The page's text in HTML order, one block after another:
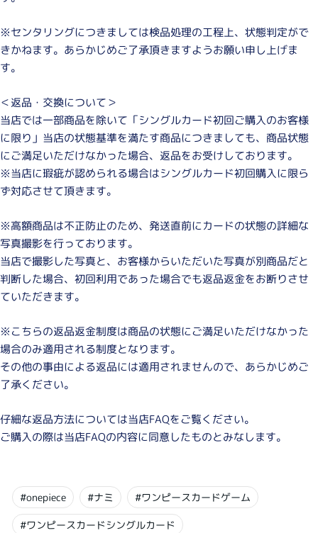
※センタリングにつきましては検品処理の工程上、状態判定がで
きかねます。あらかじめご了承頂きますようお願い申し上げま
す。
＜返品・交換について＞
当店では一部商品を除いて「シングルカード初回ご購入のお客様
に限り」当店の状態基準を満たす商品につきましても、商品状態
にご満足いただけなかった場合、返品をお受けしております。
※当店に瑕疵が認められる場合はシングルカード初回購入に限ら
ず対応させて頂きます。
※高額商品は不正防止のため、発送直前にカードの状態の詳細な
写真撮影を行っております。
当店で撮影した写真と、お客様からいただいた写真が別商品だと
判断した場合、初回利用であった場合でも返品返金をお断りさせ
ていただきます。
※こちらの返品返金制度は商品の状態にご満足いただけなかった
場合のみ適用される制度となります。
その他の事由による返品には適用されませんので、あらかじめご
了承ください。
仔細な返品方法については当店FAQをご覧ください。
ご購入の際は当店FAQの内容に同意したものとみなします。
#onepiece #ナミ #ワンピースカードゲーム
#ワンピースカードシングルカード